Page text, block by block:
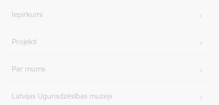
Iepirkumi
Projekti
Par mums
Latvijas Ugunsdzēsības muzejs